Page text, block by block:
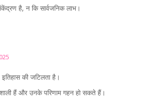
है, न कि सार्वजनिक लाभ।
की जटिलता है।
हैं और उनके परिणाम गहन हो सकते हैं।